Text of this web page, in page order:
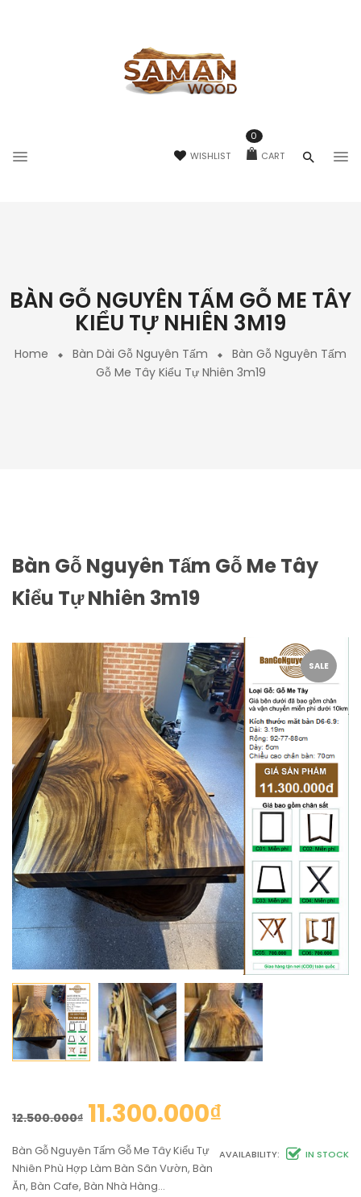
WISHLIST CART
0
BÀN GỖ NGUYÊN TẤM GỖ ME TÂY
KIỂU TỰ NHIÊN 3M19
Home Bàn Dài Gỗ Nguyên Tấm
Bàn Gỗ Nguyên Tấm
Gỗ Me Tây Kiểu Tự Nhiên 3m19
Bàn Gỗ Nguyên Tấm Gỗ Me Tây
Kiểu Tự Nhiên 3m19
SALE
12.500.000₫ 11.300.000₫
AVAILABILITY: IN STOCK
Bàn Gỗ Nguyên Tấm Gỗ Me Tây Kiểu Tự
Nhiên Phù Hợp Làm Bàn Sân Vườn, Bàn
Ăn, Bàn Cafe, Bàn Nhà Hàng…